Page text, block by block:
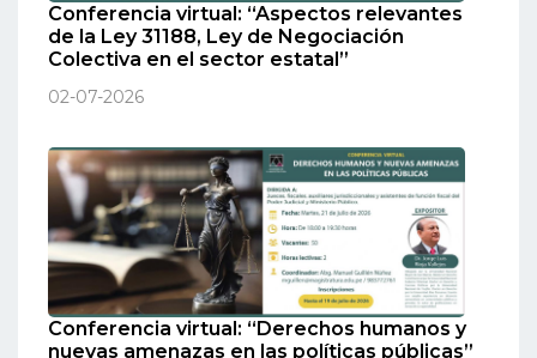
Conferencia virtual: “Aspectos relevantes
de la Ley 31188, Ley de Negociación
Colectiva en el sector estatal”
02-07-2026
Conferencia virtual: “Derechos humanos y
nuevas amenazas en las políticas públicas”